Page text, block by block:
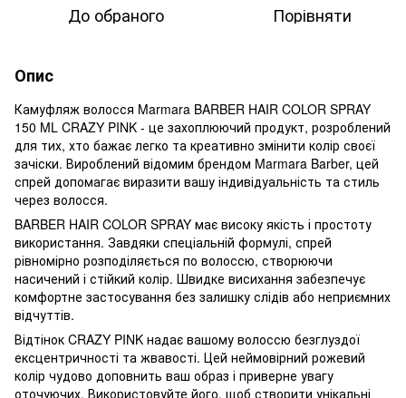
До обраного Порівняти
Опис
Камуфляж волосся Marmara BARBER HAIR COLOR SPRAY
150 ML CRAZY PINK - це захоплюючий продукт, розроблений
для тих, хто бажає легко та креативно змінити колір своєї
зачіски. Вироблений відомим брендом Marmara Barber, цей
спрей допомагає виразити вашу індивідуальність та стиль
через волосся.
BARBER HAIR COLOR SPRAY має високу якість і простоту
використання. Завдяки спеціальній формулі, спрей
рівномірно розподіляється по волоссю, створюючи
насичений і стійкий колір. Швидке висихання забезпечує
комфортне застосування без залишку слідів або неприємних
відчуттів.
Відтінок CRAZY PINK надає вашому волоссю безглуздої
ексцентричності та жвавості. Цей неймовірний рожевий
колір чудово доповнить ваш образ і приверне увагу
оточуючих. Використовуйте його, щоб створити унікальні